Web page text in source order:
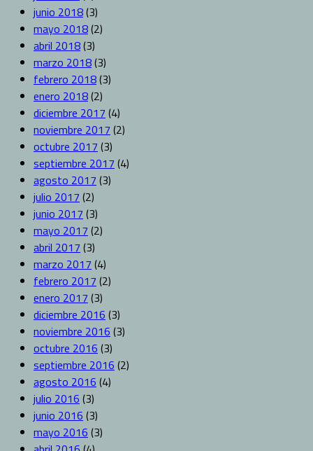
junio 2018(3)
mayo 2018(2)
abril 2018(3)
marzo 2018(3)
febrero 2018(3)
enero 2018(2)
diciembre 2017 (4)
noviembre 2017 (2)
octubre 2017 (3)
septiembre 2017 (4)
agosto 2017 (3)
julio 2017 (2)
junio 2017 (3)
mayo 2017 (2)
abril 2017 (3)
marzo 2017 (4)
febrero 2017 (2)
enero 2017 (3)
diciembre 2016 (3)
noviembre 2016 (3)
octubre 2016 (3)
septiembre 2016 (2)
agosto 2016 (4)
julio 2016 (3)
junio 2016 (3)
mayo 2016 (3)